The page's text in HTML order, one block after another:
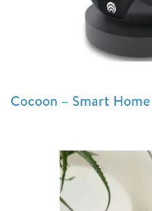
Cocoon – Smart